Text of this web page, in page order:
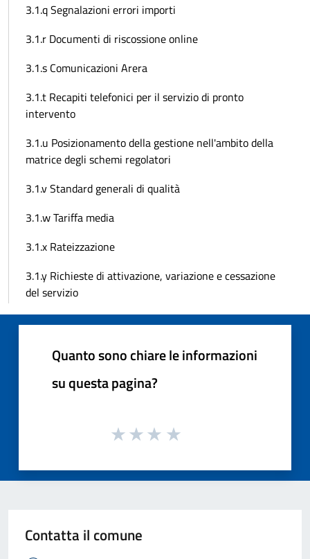
3.1.q Segnalazioni errori importi
3.1.r Documenti di riscossione online
3.1.s Comunicazioni Arera
3.1.t Recapiti telefonici per il servizio di pronto
intervento
3.1.u Posizionamento della gestione nell'ambito della
matrice degli schemi regolatori
3.1.v Standard generali di qualità
3.1.w Tariffa media
3.1.x Rateizzazione
3.1.y Richieste di attivazione, variazione e cessazione
del servizio
Quanto sono chiare le informazioni
su questa pagina?
Contatta il comune